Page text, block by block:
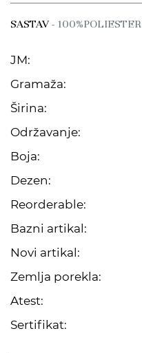
SASTAV- 100%POLIESTER
JM:
Gramaža:
Širina:
Održavanje:
Boja:
Dezen:
Reorderable:
Bazni artikal:
Novi artikal:
Zemlja porekla:
Atest:
Sertifikat: